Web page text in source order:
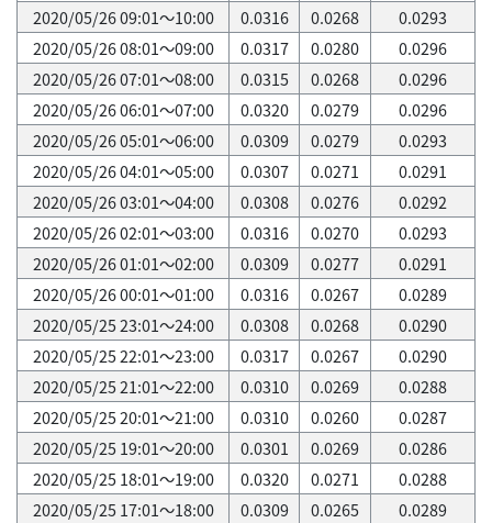
2020/05/26 09:01～10:00
0.0316 0.0268
0.0293
2020/05/26 08:01～09:00
0.0317 0.0280
0.0296
2020/05/26 07:01～08:00
0.0315 0.0268
0.0296
2020/05/26 06:01～07:00
0.0320 0.0279
0.0296
2020/05/26 05:01～06:00
0.0309 0.0279
0.0293
2020/05/26 04:01～05:00
0.0307 0.0271
0.0291
2020/05/26 03:01～04:00
0.0308 0.0276
0.0292
2020/05/26 02:01～03:00
0.0316 0.0270
0.0293
2020/05/26 01:01～02:00
0.0309 0.0277
0.0291
2020/05/26 00:01～01:00
0.0316 0.0267
0.0289
2020/05/25 23:01～24:00
0.0308 0.0268
0.0290
2020/05/25 22:01～23:00
0.0317 0.0267
0.0290
2020/05/25 21:01～22:00
0.0310 0.0269
0.0288
2020/05/25 20:01～21:00
0.0310 0.0260
0.0287
2020/05/25 19:01～20:00
0.0301 0.0269
0.0286
2020/05/25 18:01～19:00
0.0320 0.0271
0.0288
2020/05/25 17:01～18:00
0.0309 0.0265
0.0289